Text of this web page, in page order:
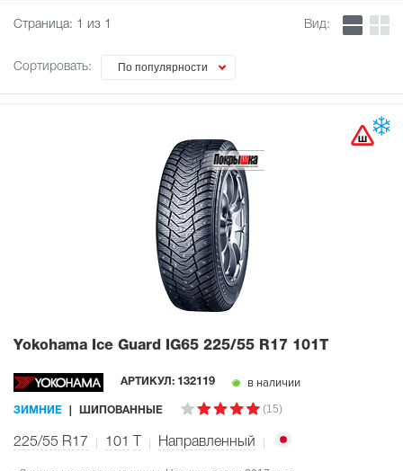
Страница: 1 из 1
Сортировать: По популярности
Вид:
Yokohama Ice Guard IG65 225/55 R17 101T
АРТИКУЛ: 132119 в наличии
ЗИМНИЕ ШИПОВАННЫЕ (15)
225/55 R17 101 Направленный